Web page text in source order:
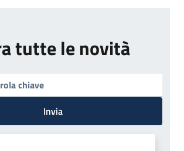
tutte le novità
Invia